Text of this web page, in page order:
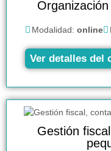
Modalidad: online
Ver detalles del
Gestión